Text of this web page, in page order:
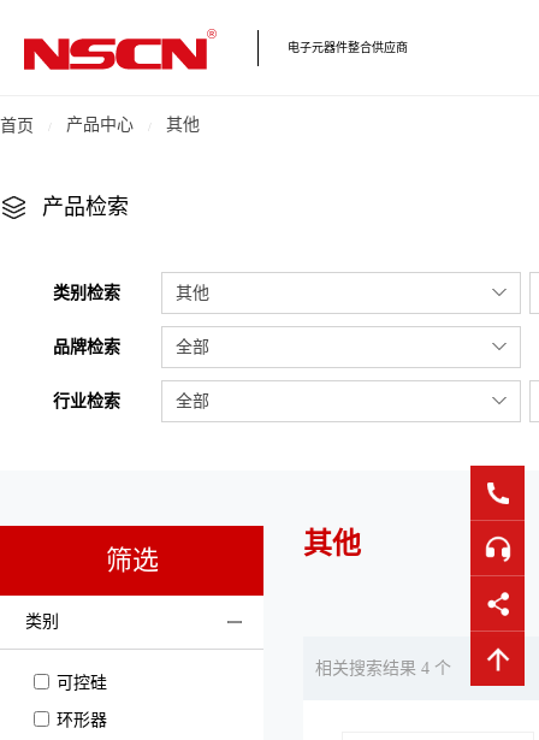
电子元器件整合供应商
首页 产品中心 其他
产品检索
类别检索 其他
品牌检索 全部
行业检索 全部
筛选
类别
可控硅
环形器
其他
相关搜索结果 4 个